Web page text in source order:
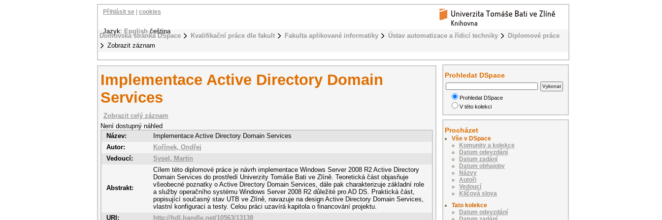
Domovská stránka DSpace Kvalifikační práce dle fakult Fakulta aplikované informatiky Ústav automatizace a řídicí techniky
Diplomové práce
Zobrazit záznam
Přihlásit se cookies
Jazyk: English čeština
Implementace Active Directory Domain
Services
Zobrazit celý záznam
Není dostupný náhled
Název:
Implementace Active Directory Domain Services
Autor:
Kořínek, Ondřej
Vedoucí:
Sysel, Martin
Abstrakt:
Cílem této diplomové práce je návrh implementace Windows Server 2008 R2 Active Directory
Domain Services do prostředí Univerzity Tomáše Bati ve Zlíně. Teoretická část objasňuje
všeobecné poznatky o Active Directory Domain Services, dále pak charakterizuje základní role
a služby operačního systému Windows Server 2008 R2 důležité pro AD DS. Praktická část,
popisující současný stav UTB ve Zlíně, navazuje na design Active Directory Domain Services,
vlastní konfiguraci a testy. Celou práci uzavírá kapitola o financování projektu.
URI:
http://hdl.handle.net/10563/13138
Prohledat DSpace
Prohledat DSpace
V této kolekci
Procházet
Vše v DSpace
Komunity a kolekce
Datum odevzdání
Datum zadání
Datum obhajoby
Názvy
Autoři
Vedoucí
Klíčová slova
Tato kolekce
Datum odevzdání